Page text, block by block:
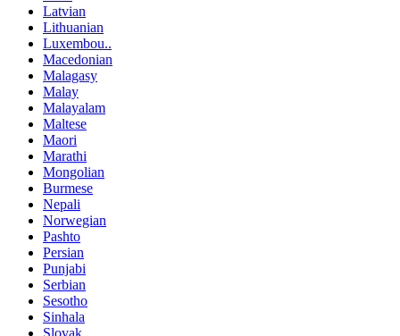
Latvian
Lithuanian
Luxembou..
Macedonian
Malagasy
Malay
Malayalam
Maltese
Maori
Marathi
Mongolian
Burmese
Nepali
Norwegian
Pashto
Persian
Punjabi
Serbian
Sesotho
Sinhala
Slovak